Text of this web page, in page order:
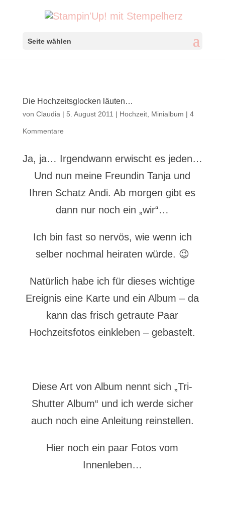
Seite wählen
Die Hochzeitsglocken läuten…
von Claudia | 5. August 2011 | Hochzeit, Minialbum | 4
Kommentare
Ja, ja… Irgendwann erwischt es jeden…
Und nun meine Freundin Tanja und
Ihren Schatz Andi. Ab morgen gibt es
dann nur noch ein „wir“…
Ich bin fast so nervös, wie wenn ich
selber nochmal heiraten würde. 😉
Natürlich habe ich für dieses wichtige
Ereignis eine Karte und ein Album – da
kann das frisch getraute Paar
Hochzeitsfotos einkleben – gebastelt.
Diese Art von Album nennt sich „Tri-
Shutter Album“ und ich werde sicher
auch noch eine Anleitung reinstellen.
Hier noch ein paar Fotos vom
Innenleben…